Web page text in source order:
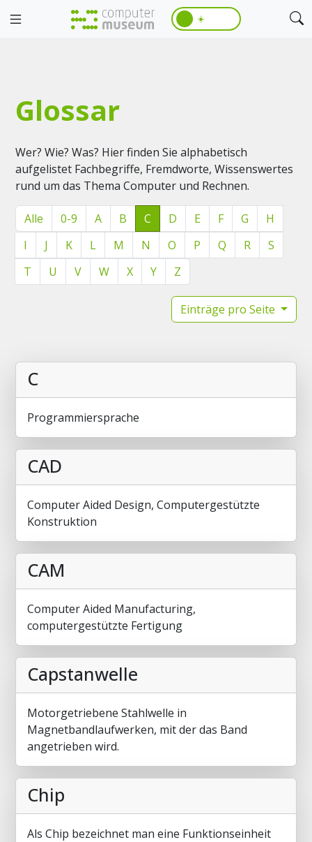
☀️
Glossar
Wer? Wie? Was? Hier finden Sie alphabetisch
aufgelistet Fachbegriffe, Fremdworte, Wissenswertes
rund um das Thema Computer und Rechnen.
Alle 0-9 A B C D E F G
H
I
J K L M N O P Q R
S
T
U V W X Y Z
Einträge pro Seite
C
Programmiersprache
CAD
Computer Aided Design, Computergestützte
Konstruktion
CAM
Computer Aided Manufacturing,
computergestützte Fertigung
Capstanwelle
Motorgetriebene Stahlwelle in
Magnetbandlaufwerken, mit der das Band
angetrieben wird.
Chip
Als Chip bezeichnet man eine Funktionseinheit